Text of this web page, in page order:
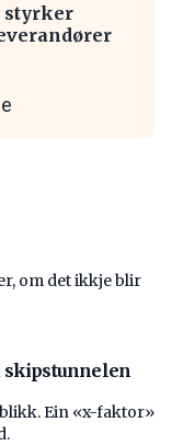
styrker
om det ikkje blir
skipstunnelen
Ein «x-faktor»